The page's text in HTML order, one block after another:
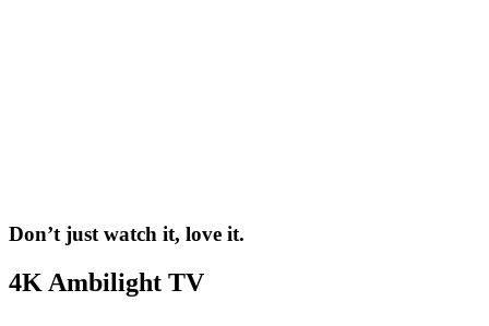
Don’t just watch it, love it.
4K Ambilight TV